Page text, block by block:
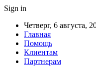
Sign in
Четверг, 6 августа,
Главная
Помощь
Клиентам
Партнерам